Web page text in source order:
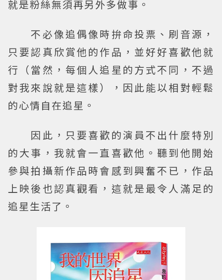
就是粉絲無須再另外多做事。
不必像追偶像時拚命投票、刷音源，
只要認真欣賞他的作品，並好好喜歡他就
行（當然，每個人追星的方式不同，不過
對我來說就是這樣），因此能以相對輕鬆
的心情自在追星。
因此，只要喜歡的演員不出什麼特別
的大事，我就會一直喜歡他。聽到他開始
參與拍攝新作品時會感到興奮不已，作品
上映後也認真觀看，這就是最令人滿足的
追星生活了。